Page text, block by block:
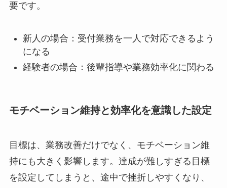
要です。
新人の場合：受付業務を一人で対応できるよう
になる
経験者の場合：後輩指導や業務効率化に関わる
モチベーション維持と効率化を意識した設定
目標は、業務改善だけでなく、モチベーション維
持にも大きく影響します。達成が難しすぎる目標
を設定してしまうと、途中で挫折しやすくなり、